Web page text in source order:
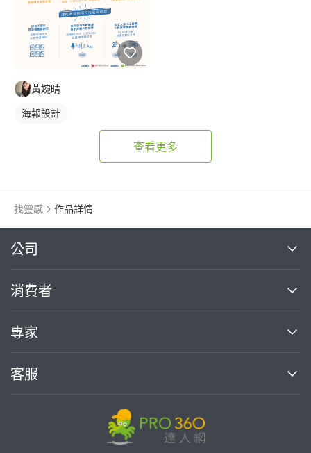
黃婉晴
海報設計
查看更多
找靈感 作品詳情
公司
關於我們
部落格
加入我們
消費者
買服務
熱門服務
專家
案件中心
客服
繼續完成